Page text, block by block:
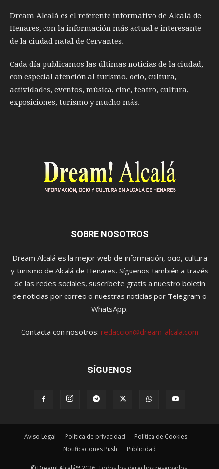
Dream Alcalá es el referente informativo de Alcalá de
Henares, con la información más actual e interesante
de la ciudad natal de Cervantes.
Cada día publicamos las últimas noticias de la ciudad,
con especial atención al turismo, ocio, cultura,
actividades, eventos, música, cine, teatro, cultura,
exposiciones, turismo y mucho más.
SOBRE NOSOTROS
Dream Alcalá es la mejor web de información, ocio, cultura
y turismo de Alcalá de Henares. Síguenos también a través
de las redes sociales, suscríbete gratis a nuestro boletín
de noticias por correo o nuestras noticias por Telegram o
WhatsApp.
Contacta con nosotros: redaccion@dream-alcala.com
SÍGUENOS
Aviso Legal Política de privacidad
Política de Cookies
Notificaciones Push
Publicidad